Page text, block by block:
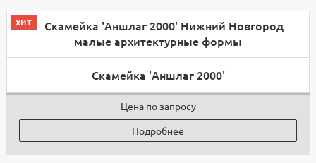
хит
Скамейка 'Аншлаг 2000'
Цена по запросу
Подробнее